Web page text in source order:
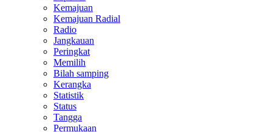
Kemajuan
Kemajuan Radial
Radio
Jangkauan
Peringkat
Memilih
Bilah samping
Kerangka
Statistik
Status
Tangga
Permukaan